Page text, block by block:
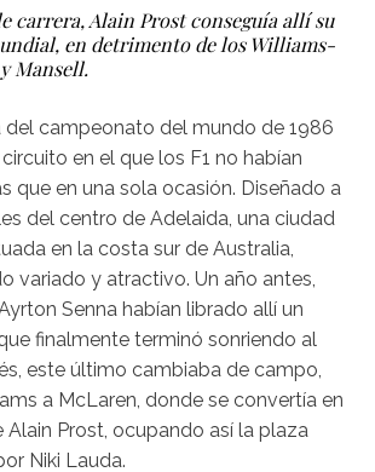
carrera, Alain Prost conseguía allí su
en detrimento de los Williams-
Mansell.
del campeonato del mundo de 1986
en el que los F1 no habían
que en una sola ocasión. Diseñado a
del centro de Adelaida, una ciudad
en la costa sur de Australia,
variado y atractivo. Un año antes,
Senna habían librado allí un
finalmente terminó sonriendo al
este último cambiaba de campo,
a McLaren, donde se convertía en
Prost, ocupando así la plaza
Niki Lauda.